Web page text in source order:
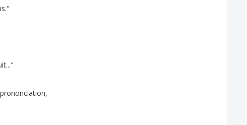
."
..."
prononciation,